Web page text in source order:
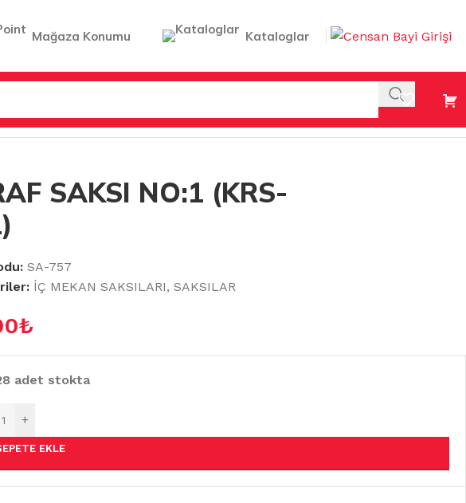
Mağaza Konumu Kataloglar
SAKSI NO:1 (KRS-
SA-757
İÇ MEKAN SAKSILARI, SAKSILAR
₺
adet stokta
+
EKLE